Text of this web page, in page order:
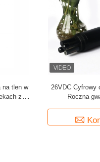
na tlen w
z
26VDC Cyfrowy
Roczna